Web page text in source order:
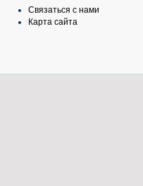
Связаться с нами
Карта сайта